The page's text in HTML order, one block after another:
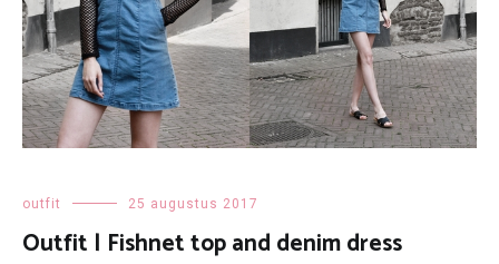
outfit 25 augustus 2017
Outfit | Fishnet top and denim dress